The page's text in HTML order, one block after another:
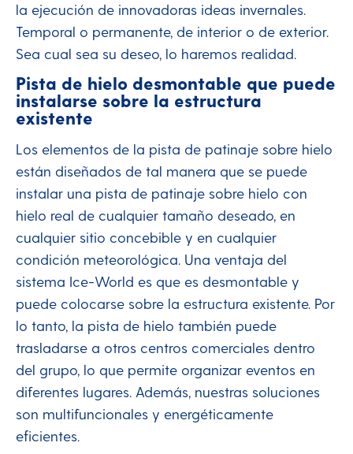
la ejecución de innovadoras ideas invernales.
Temporal o permanente, de interior o de exterior.
Sea cual sea su deseo, lo haremos realidad.
Pista de hielo desmontable que puede
instalarse sobre la estructura
existente
Los elementos de la pista de patinaje sobre hielo
están diseñados de tal manera que se puede
instalar una pista de patinaje sobre hielo con
hielo real de cualquier tamaño deseado, en
cualquier sitio concebible y en cualquier
condición meteorológica. Una ventaja del
sistema Ice-World es que es desmontable y
puede colocarse sobre la estructura existente. Por
lo tanto, la pista de hielo también puede
trasladarse a otros centros comerciales dentro
del grupo, lo que permite organizar eventos en
diferentes lugares. Además, nuestras soluciones
son multifuncionales y energéticamente
eficientes.